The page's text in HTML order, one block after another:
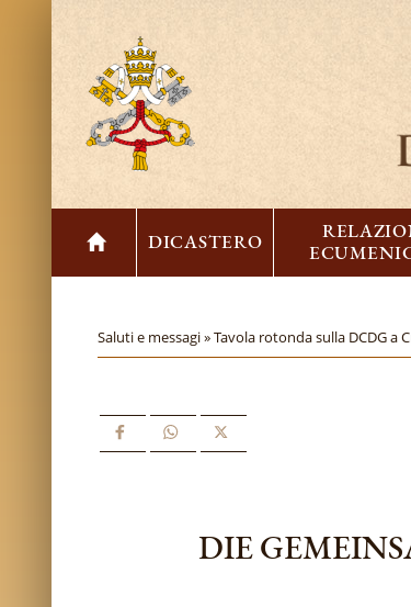
DICASTERO
Saluti e messagi »Tavola rotonda sulla DCDG a
DIE